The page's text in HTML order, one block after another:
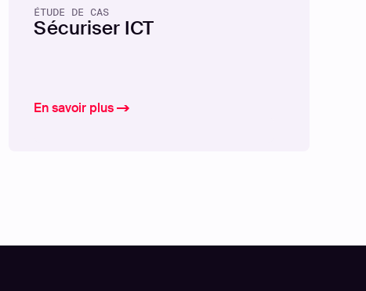
ÉTUDE DE CAS
Sécuriser ICT
En savoir plus